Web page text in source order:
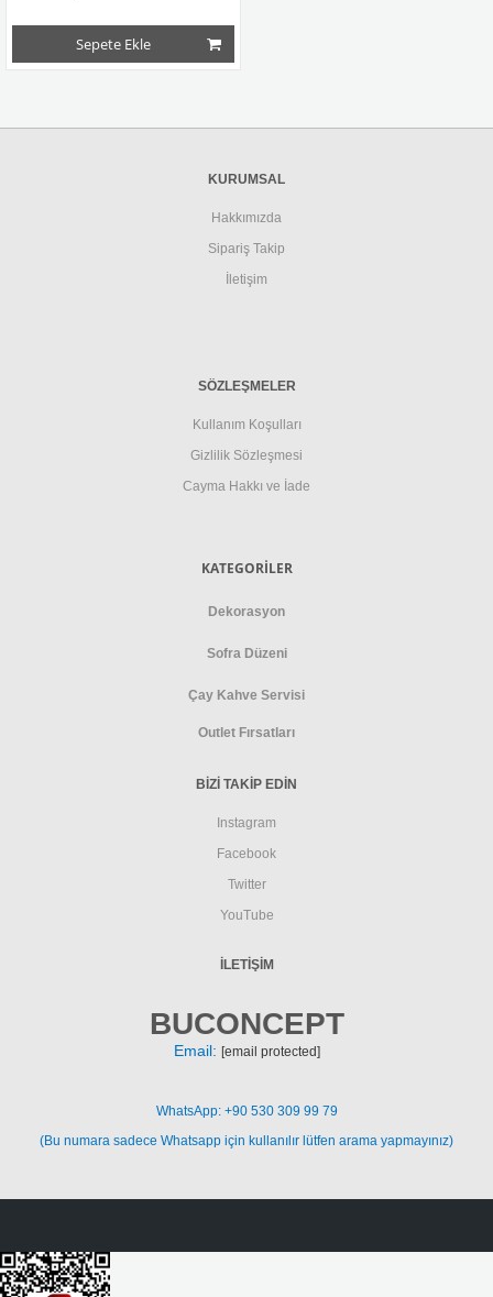
Sepete Ekle
KURUMSAL
Hakkımızda
Sipariş Takip
İletişim
SÖZLEŞMELER
Kullanım Koşulları
Gizlilik Sözleşmesi
Cayma Hakkı ve İade
KATEGORİLER
Dekorasyon
Sofra Düzeni
Çay Kahve Servisi
Outlet Fırsatları
BİZİ TAKİP EDİN
Instagram
Facebook
Twitter
YouTube
İLETIŞIM
BUCONCEPT
Email: [email protected]
WhatsApp: +90 530 309 99 79
(Bu numara sadece Whatsapp için kullanılır lütfen arama yapmayınız)